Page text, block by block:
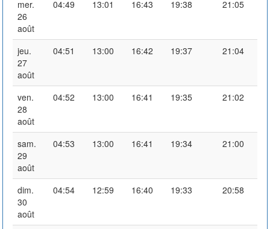
mer.
26
août
04:49 13:01 16:43 19:38 21:05
jeu.
27
août
04:51 13:00 16:42 19:37 21:04
ven.
28
août
04:52 13:00 16:41 19:35 21:02
sam.
29
août
04:53 13:00 16:41 19:34 21:00
dim.
30
août
04:54 12:59 16:40 19:33 20:58